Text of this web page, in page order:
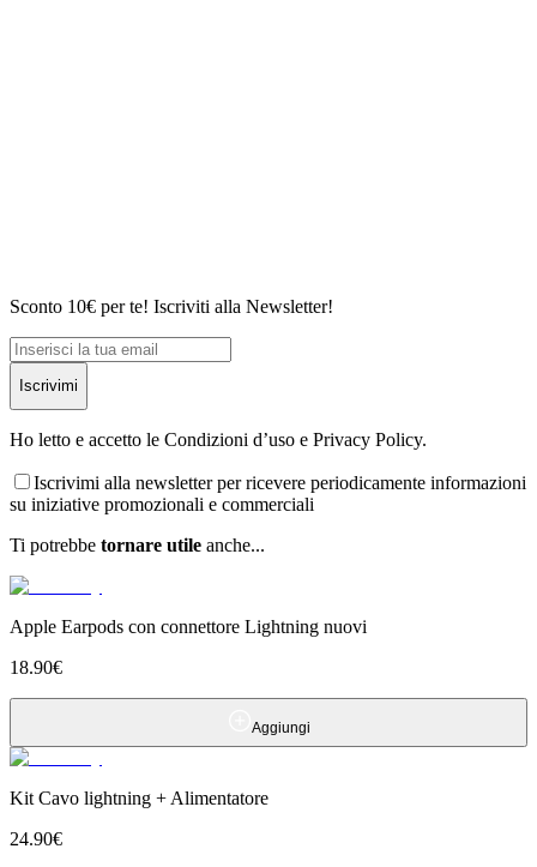
Sconto 10€ per te! Iscriviti alla Newsletter!
Iscrivimi
Ho letto e accetto le Condizioni d’uso e Privacy Policy.
Iscrivimi alla newsletter per ricevere periodicamente informazioni
su iniziative promozionali e commerciali
Ti potrebbe tornare utile anche...
Apple Earpods con connettore Lightning nuovi
18.90€
Aggiungi
Kit Cavo lightning + Alimentatore
24.90€